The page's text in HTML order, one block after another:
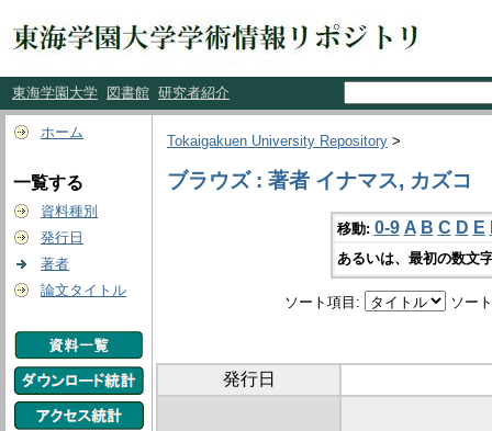
東海学園大学 図書館 研究者紹介
ホーム
一覧する
資料種別
発行日
著者
論文タイトル
Tokaigakuen University Repository >
ブラウズ : 著者 イナマス, カズコ
移動: 0-9 A B C D E
あるいは、最初の数文
ソート項目: ソー
発行日